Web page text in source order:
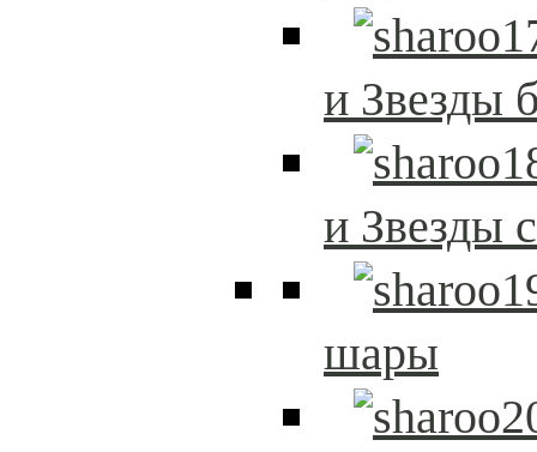
и Звезды
и Звезды
шары